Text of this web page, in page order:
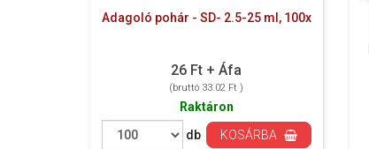
Adagoló pohár - SD- 2.5-25 ml, 100x
26 Ft + Áfa
(bruttó 33.02 Ft )
Raktáron
db
KOSÁRBA